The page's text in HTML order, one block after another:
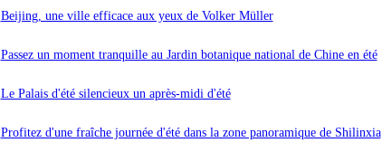
Beijing, une ville efficace aux yeux de Volker Müller
Passez un moment tranquille au Jardin botanique national de Chine en été
Le Palais d'été silencieux un après-midi d'été
Profitez d'une fraîche journée d'été dans la zone panoramique de Shilinxia